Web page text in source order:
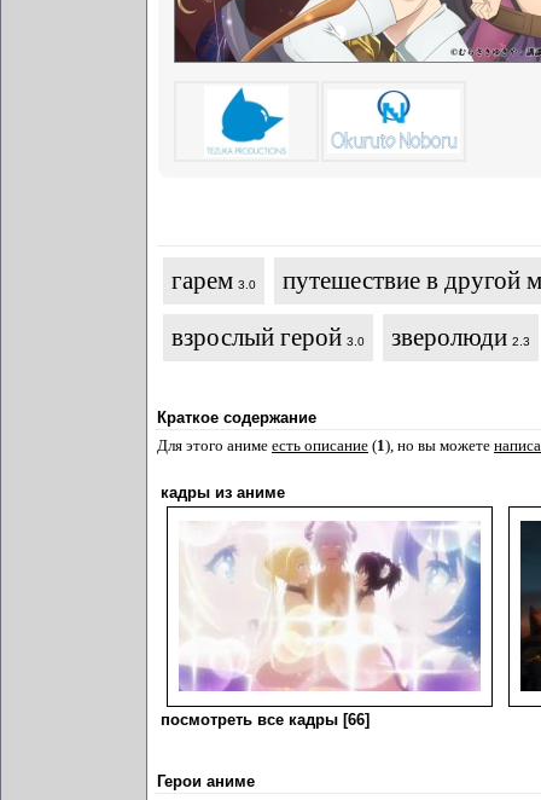
гарем 3.0
путешествие в другой
взрослый герой 3.0 зверолюди 2.3
Краткое содержание
Для этого аниме есть описание (1), но вы можете
кадры из аниме
посмотреть все кадры [66]
Герои аниме